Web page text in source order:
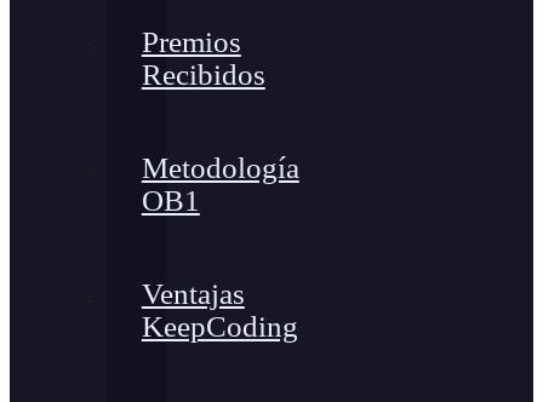
Premios
Recibidos
Metodología
OB1
Ventajas
KeepCoding